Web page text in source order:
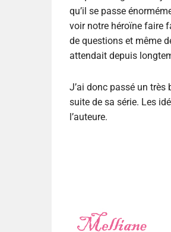
qu’il se passe
voir notre héroïne faire
de questions et même
attendait depuis
J’ai donc passé un très
suite de sa série. Les
l’auteure.